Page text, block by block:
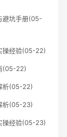
避坑手册(05-
操经验(05-22)
(05-22)
析(05-22)
析(05-23)
操经验(05-23)